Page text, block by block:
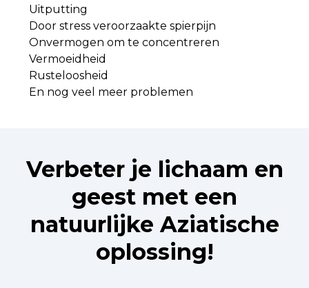
Uitputting
Door stress veroorzaakte spierpijn
Onvermogen om te concentreren
Vermoeidheid
Rusteloosheid
En nog veel meer problemen
Verbeter je lichaam en
geest met een
natuurlijke Aziatische
oplossing!